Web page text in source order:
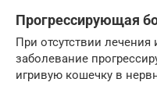
Прогрессирующая
При отсутствии лечения
заболевание
игривую кошечку в